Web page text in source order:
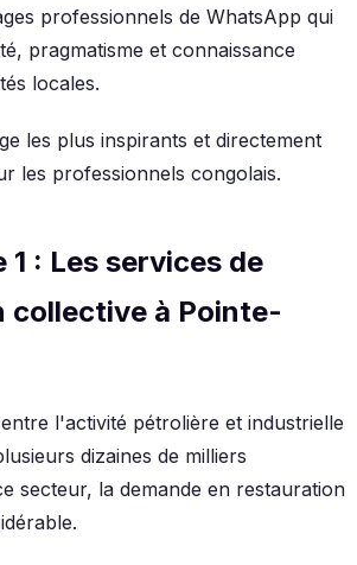
professionnels de WhatsApp qui
pragmatisme et connaissance
locales.
les plus inspirants et directement
les professionnels congolais.
1 : Les services de
collective à Pointe-
l'activité pétrolière et industrielle
dizaines de milliers
secteur, la demande en restauration